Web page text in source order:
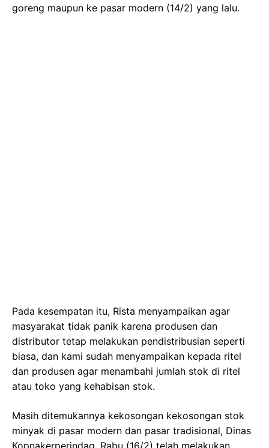
goreng maupun ke pasar modern (14/2) yang lalu.
Pada kesempatan itu, Rista menyampaikan agar
masyarakat tidak panik karena produsen dan
distributor tetap melakukan pendistribusian seperti
biasa, dan kami sudah menyampaikan kepada ritel
dan produsen agar menambahi jumlah stok di ritel
atau toko yang kehabisan stok.
Masih ditemukannya kekosongan kekosongan stok
minyak di pasar modern dan pasar tradisional, Dinas
Kopnakerperindag, Rabu (16/2) telah melakukan